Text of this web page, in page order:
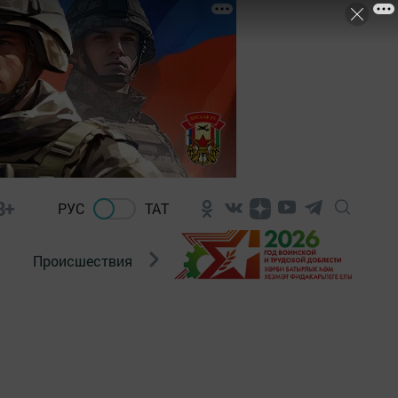
РУС ТАТ
Происшествия Новости Госавтоинспекции